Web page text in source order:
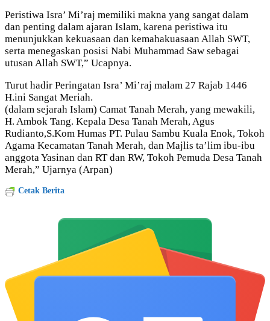
Peristiwa Isra’ Mi’raj memiliki makna yang sangat dalam
dan penting dalam ajaran Islam, karena peristiwa itu
menunjukkan kekuasaan dan kemahakuasaan Allah SWT,
serta menegaskan posisi Nabi Muhammad Saw sebagai
utusan Allah SWT,” Ucapnya.
Turut hadir Peringatan Isra’ Mi’raj malam 27 Rajab 1446
H.ini Sangat Meriah.
(dalam sejarah Islam) Camat Tanah Merah, yang mewakili,
H. Ambok Tang. Kepala Desa Tanah Merah, Agus
Rudianto,S.Kom Humas PT. Pulau Sambu Kuala Enok, Tokoh
Agama Kecamatan Tanah Merah, dan Majlis ta’lim ibu-ibu
anggota Yasinan dan RT dan RW, Tokoh Pemuda Desa Tanah
Merah,” Ujarnya (Arpan)
Cetak Berita